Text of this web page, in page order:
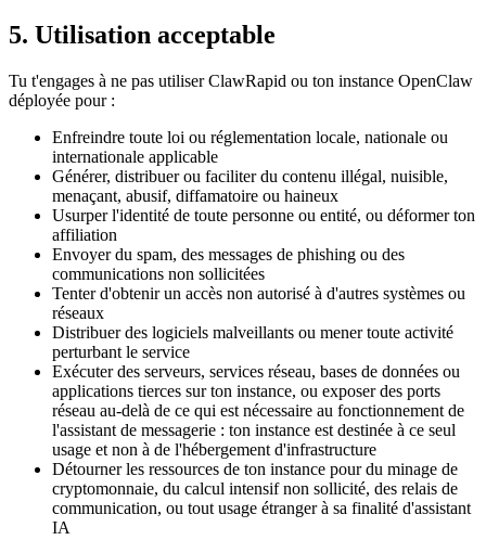
5. Utilisation acceptable
Tu t'engages à ne pas utiliser ClawRapid ou ton instance OpenClaw
déployée pour :
Enfreindre toute loi ou réglementation locale, nationale ou
internationale applicable
Générer, distribuer ou faciliter du contenu illégal, nuisible,
menaçant, abusif, diffamatoire ou haineux
Usurper l'identité de toute personne ou entité, ou déformer ton
affiliation
Envoyer du spam, des messages de phishing ou des
communications non sollicitées
Tenter d'obtenir un accès non autorisé à d'autres systèmes ou
réseaux
Distribuer des logiciels malveillants ou mener toute activité
perturbant le service
Exécuter des serveurs, services réseau, bases de données ou
applications tierces sur ton instance, ou exposer des ports
réseau au-delà de ce qui est nécessaire au fonctionnement de
l'assistant de messagerie : ton instance est destinée à ce seul
usage et non à de l'hébergement d'infrastructure
Détourner les ressources de ton instance pour du minage de
cryptomonnaie, du calcul intensif non sollicité, des relais de
communication, ou tout usage étranger à sa finalité d'assistant
IA